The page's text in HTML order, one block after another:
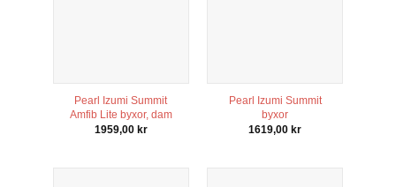
Pearl Izumi Summit
Amfib Lite byxor, dam
1959,00 kr
Pearl Izumi Summit
byxor
1619,00 kr